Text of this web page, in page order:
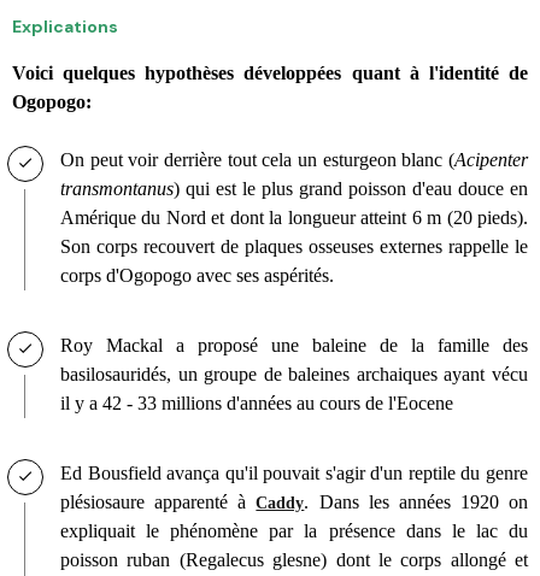
Explications
Voici quelques hypothèses développées quant à l'identité de
Ogopogo:
On peut voir derrière tout cela un esturgeon blanc (Acipenter
transmontanus) qui est le plus grand poisson d'eau douce en
Amérique du Nord et dont la longueur atteint 6 m (20 pieds).
Son corps recouvert de plaques osseuses externes rappelle le
corps d'Ogopogo avec ses aspérités.
Roy Mackal a proposé une baleine de la famille des
basilosauridés, un groupe de baleines archaiques ayant vécu
il y a 42 - 33 millions d'années au cours de l'Eocene
Ed Bousfield avança qu'il pouvait s'agir d'un reptile du genre
plésiosaure apparenté à
Caddy. Dans les années 1920 on
expliquait le phénomène par la présence dans le lac du
poisson ruban (Regalecus glesne) dont le corps allongé et